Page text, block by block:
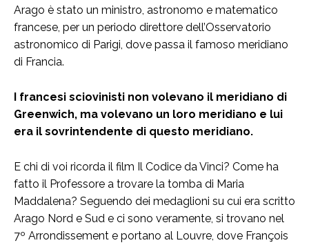
Arago è stato un ministro, astronomo e matematico
francese, per un periodo direttore dell’Osservatorio
astronomico di Parigi, dove passa il famoso meridiano
di Francia.
I francesi sciovinisti non volevano il meridiano di
Greenwich, ma volevano un loro meridiano e lui
era il sovrintendente di questo meridiano.
E chi di voi ricorda il film Il Codice da Vinci? Come ha
fatto il Professore a trovare la tomba di Maria
Maddalena? Seguendo dei medaglioni su cui era scritto
Arago Nord e Sud e ci sono veramente, si trovano nel
7º Arrondissement e portano al Louvre, dove François